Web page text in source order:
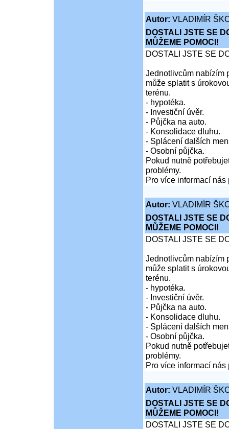
Autor: VLADIMÍR
DOSTALI JSTE SE
MŮŽEME POMOCI!
DOSTALI JSTE SE
Jednotlivcům nabízím
může splatit s
terénu.
- hypotéka.
- Investiční úvěr.
- Půjčka na auto.
- Konsolidace dluhu.
- Splácení dalších
- Osobní půjčka.
Pokud nutně
problémy.
Pro více informací nás
Autor: VLADIMÍR
DOSTALI JSTE SE
MŮŽEME POMOCI!
DOSTALI JSTE SE
Jednotlivcům nabízím
může splatit s
terénu.
- hypotéka.
- Investiční úvěr.
- Půjčka na auto.
- Konsolidace dluhu.
- Splácení dalších
- Osobní půjčka.
Pokud nutně
problémy.
Pro více informací nás
Autor: VLADIMÍR
DOSTALI JSTE SE
MŮŽEME POMOCI!
DOSTALI JSTE SE